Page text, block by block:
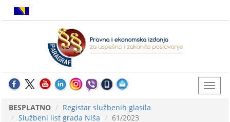
BESPLATNO
Registar službenih glasila
Službeni list grada Niša
61/2023